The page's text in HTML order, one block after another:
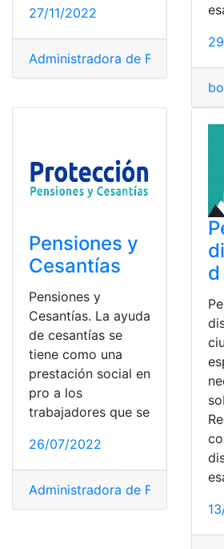
27/11/2022
Administradora de Fondo de
Pensiones y
Cesantías
Pensiones y
Cesantías. La ayuda
de cesantías se
tiene como una
prestación social en
pro a los
trabajadores que se
26/07/2022
Administradora de Fondo de
d